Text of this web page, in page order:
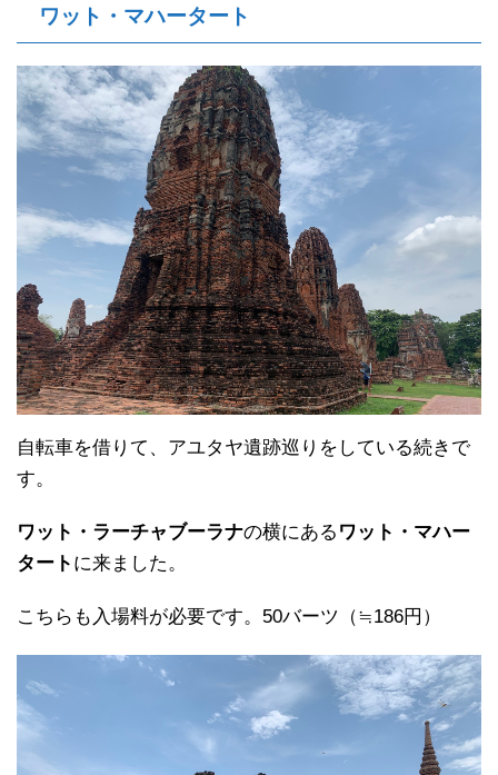
ワット・マハータート
自転車を借りて、アユタヤ遺跡巡りをしている続きで
す。
ワット・ラーチャブーラナの横にある ワット・マハー
タート に来ました。
こちらも入場料が必要です。50バーツ（≒186円）